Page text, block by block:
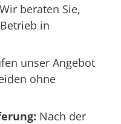
Wir beraten Sie,
in
unser Angebot
ohne
Nach der